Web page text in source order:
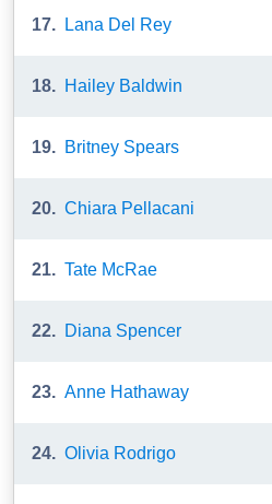
17. Lana Del Rey
18. Hailey Baldwin
19. Britney Spears
20. Chiara Pellacani
21. Tate McRae
22. Diana Spencer
23. Anne Hathaway
24. Olivia Rodrigo